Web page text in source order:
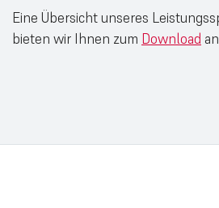
Eine Übersicht unseres
bieten wir Ihnen zum Download